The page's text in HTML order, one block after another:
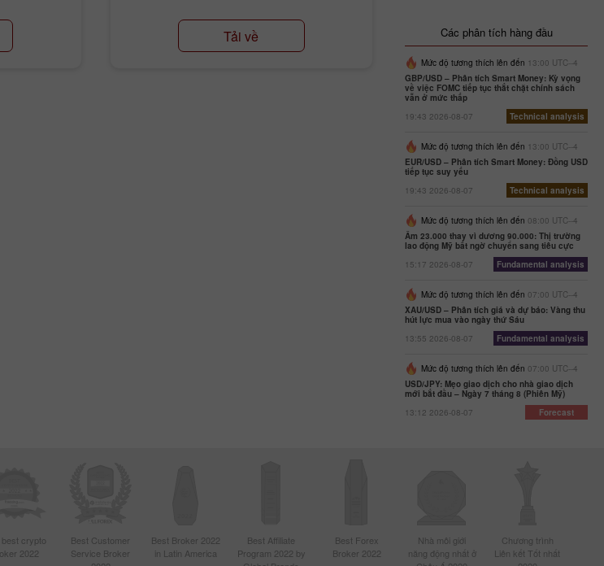
Tải về Các phân tích hàng đầu
Mức độ tương thích lên đến 13:00 UTC--4
GBP/USD – Phân tích Smart Money: Kỳ vọng
về việc FOMC tiếp tục thắt chặt chính sách
vẫn ở mức thấp
19:43 2026-08-07
Technical analysis
Mức độ tương thích lên đến 13:00 UTC--4
EUR/USD – Phân tích Smart Money: Đồng USD
tiếp tục suy yếu
19:43 2026-08-07
Technical analysis
Mức độ tương thích lên đến 08:00 UTC--4
Âm 23.000 thay vì dương 90.000: Thị trường
lao động Mỹ bất ngờ chuyển sang tiêu cực
15:17 2026-08-07
Fundamental analysis
Mức độ tương thích lên đến 07:00 UTC--4
XAU/USD – Phân tích giá và dự báo: Vàng thu
hút lực mua vào ngày thứ Sáu
13:55 2026-08-07
Fundamental analysis
Mức độ tương thích lên đến 07:00 UTC--4
USD/JPY: Mẹo giao dịch cho nhà giao dịch
mới bắt đầu – Ngày 7 tháng 8 (Phiên Mỹ)
13:12 2026-08-07
Forecast
best crypto
2022
Best Customer
Service Broker
Best Broker 2022
in Latin America
Best Affiliate
Program 2022 by
Best Forex
Broker 2022
Nhà môi giới
năng động nhất ở
Chương trình
Liên kết Tốt nhất